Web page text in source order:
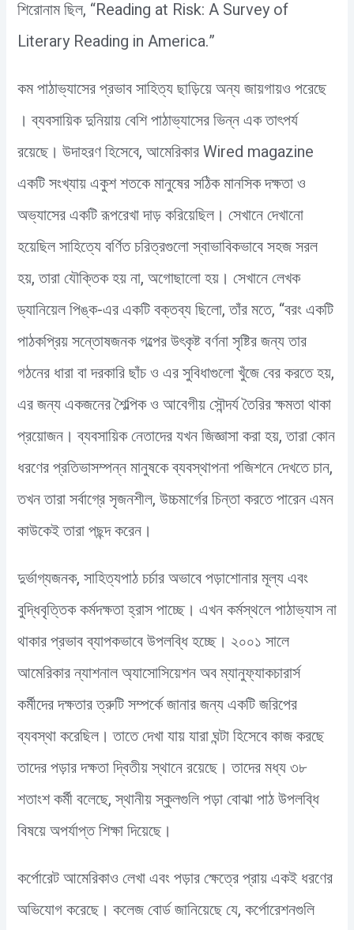
শিরোনাম ছিল, “Reading at Risk: A Survey of
Literary Reading in America.”
কম পাঠাভ্যাসের প্রভাব সাহিত্য ছাড়িয়ে অন্য জায়গায়ও পরেছে
। ব্যবসায়িক দুনিয়ায় বেশি পাঠাভ্যাসের ভিন্ন এক তাৎপর্য
রয়েছে। উদাহরণ হিসেবে, আমেরিকার Wired magazine
একটি সংখ্যায় একুশ শতকে মানুষের সঠিক মানসিক দক্ষতা ও
অভ্যাসের একটি রূপরেখা দাড় করিয়েছিল। সেখানে দেখানো
হয়েছিল সাহিত্যে বর্ণিত চরিত্রগুলো স্বাভাবিকভাবে সহজ সরল
হয়, তারা যৌক্তিক হয় না, অগোছালো হয়। সেখানে লেখক
ড্যানিয়েল পিঙ্ক-এর একটি বক্তব্য ছিলো, তাঁর মতে, “বরং একটি
পাঠকপ্রিয় সন্তোষজনক গল্পের উৎকৃষ্ট বর্ণনা সৃষ্টির জন্য তার
গঠনের ধারা বা দরকারি ছাঁচ ও এর সুবিধাগুলো খুঁজে বের করতে হয়,
এর জন্য একজনের শৈল্পিক ও আবেগীয় সৌন্দর্য তৈরির ক্ষমতা থাকা
প্রয়োজন। ব্যবসায়িক নেতাদের যখন জিজ্ঞাসা করা হয়, তারা কোন
ধরণের প্রতিভাসম্পন্ন মানুষকে ব্যবস্থাপনা পজিশনে দেখতে চান,
তখন তারা সর্বাগ্রে সৃজনশীল, উচ্চমার্গের চিন্তা করতে পারেন এমন
কাউকেই তারা পছন্দ করেন।
দুর্ভাগ্যজনক, সাহিত্যপাঠ চর্চার অভাবে পড়াশোনার মূল্য এবং
বুদ্ধিবৃত্তিক কর্মদক্ষতা হ্রাস পাচ্ছে। এখন কর্মস্থলে পাঠাভ্যাস না
থাকার প্রভাব ব্যাপকভাবে উপলব্ধি হচ্ছে। ২০০১ সালে
আমেরিকার ন্যাশনাল অ্যাসোসিয়েশন অব ম্যানুফ্যাকচারার্স
কর্মীদের দক্ষতার ত্রুটি সম্পর্কে জানার জন্য একটি জরিপের
ব্যবস্থা করেছিল। তাতে দেখা যায় যারা ঘন্টা হিসেবে কাজ করছে
তাদের পড়ার দক্ষতা দ্বিতীয় স্থানে রয়েছে। তাদের মধ্য ৩৮
শতাংশ কর্মী বলেছে, স্থানীয় স্কুলগুলি পড়া বোঝা পাঠ উপলব্ধি
বিষয়ে অপর্যাপ্ত শিক্ষা দিয়েছে।
কর্পোরেট আমেরিকাও লেখা এবং পড়ার ক্ষেত্রে প্রায় একই ধরণের
অভিযোগ করেছে। কলেজ বোর্ড জানিয়েছে যে, কর্পোরেশনগুলি